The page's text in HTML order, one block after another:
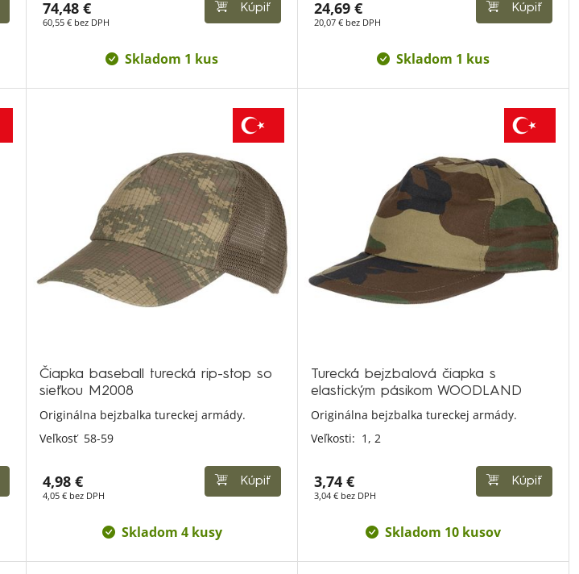
74,48 €
60,55 € bez DPH
Kúpiť
Skladom 1 kus
24,69 €
20,07 € bez DPH
Kúpiť
Skladom 1 kus
Čiapka baseball turecká rip-stop so
sieťkou M2008
Originálna bejzbalka tureckej armády.
Veľkosť 58-59
4,98 €
4,05 € bez DPH
Kúpiť
Skladom 4 kusy
Turecká bejzbalová čiapka s
elastickým pásikom WOODLAND
Originálna bejzbalka tureckej armády.
Veľkosti: 1, 2
3,74 €
3,04 € bez DPH
Kúpiť
Skladom 10 kusov